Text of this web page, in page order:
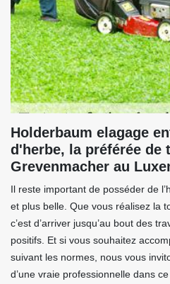
Holderbaum elagage
d'herbe, la préférée de
Grevenmacher au
Il reste important de posséder de
et plus belle. Que vous réalisez la
c’est d’arriver jusqu’au bout des
positifs. Et si vous souhaitez
suivant les normes, nous vous
d’une vraie professionnelle dans